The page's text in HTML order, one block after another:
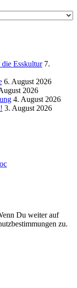
Esskultur 7.
6. August 2026
2026
4. August 2026
3. August 2026
Du weiter auf
zu.